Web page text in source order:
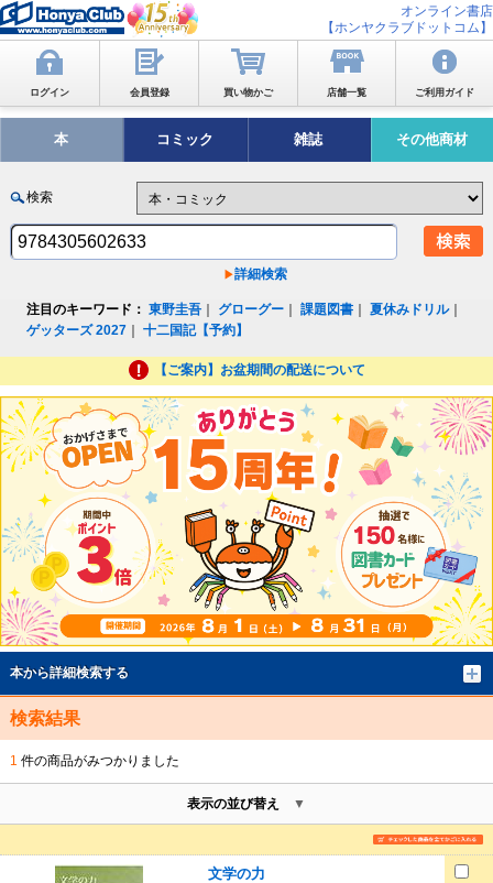
オンライン書店
【ホンヤクラブドットコム】
ログイン 会員登録 買い物かご 店舗一覧 ご利用ガイド
本 コミック 雑誌 その他商材
検索
詳細検索
注目のキーワード： 東野圭吾 グローグー ｜課題図書 ｜夏休みドリル｜
ゲッターズ 2027 ｜十二国記【予約】
【ご案内】お盆期間の配送について
本から詳細検索する
検索結果
1 件の商品がみつかりました
表示の並び替え
文学の力